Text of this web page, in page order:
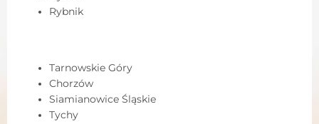
Rybnik
Tarnowskie Góry
Chorzów
Siamianowice Śląskie
Tychy